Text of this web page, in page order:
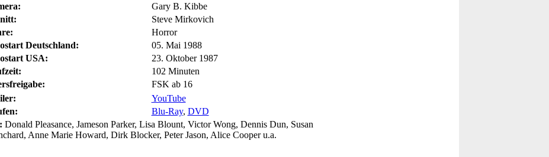
Gary B. Kibbe
Steve Mirkovich
Horror
Deutschland:
05. Mai 1988
USA:
23. Oktober 1987
102 Minuten
FSK ab 16
YouTube
Blu-Ray, DVD
Donald Pleasance, Jameson Parker, Lisa Blount, Victor Wong, Dennis Dun, Susan
Anne Marie Howard, Dirk Blocker, Peter Jason, Alice Cooper u.a.